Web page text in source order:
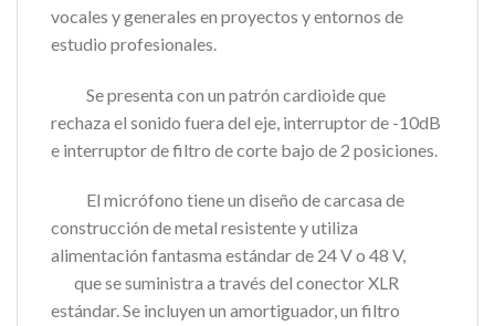
vocales y generales en proyectos y entornos de
estudio profesionales.
Se presenta con un patrón cardioide que
rechaza el sonido fuera del eje, interruptor de -10dB
e interruptor de filtro de corte bajo de 2 posiciones.
El micrófono tiene un diseño de carcasa de
construcción de metal resistente y utiliza
alimentación fantasma estándar de 24 V o 48 V,
que se suministra a través del conector XLR
estándar. Se incluyen un amortiguador, un filtro